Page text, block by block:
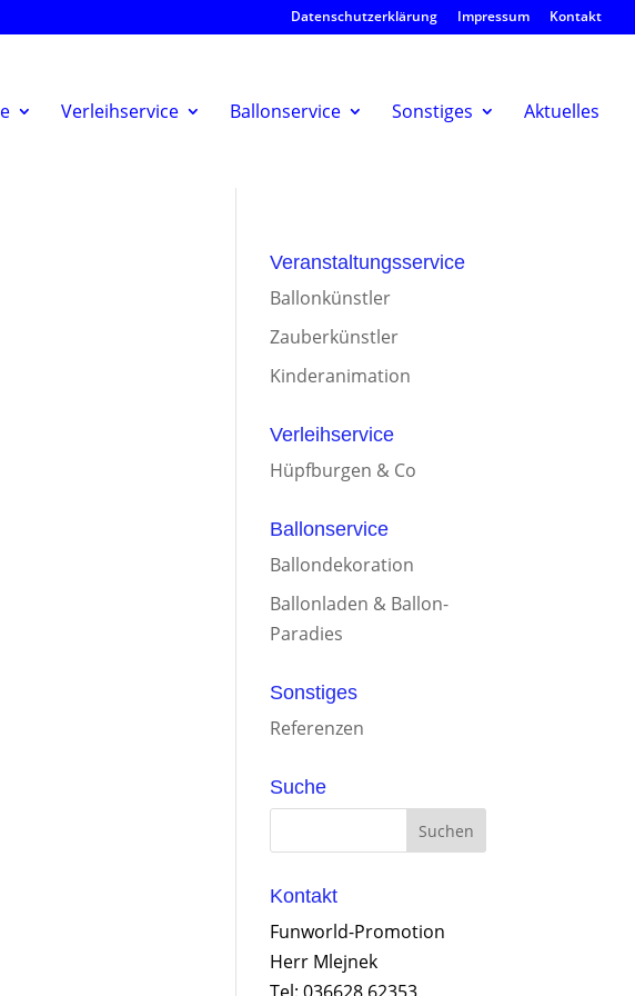
Datenschutzerklärung Impressum Kontakt
Verleihservice Ballonservice Sonstiges Aktuelles
Veranstaltungsservice
Ballonkünstler
Zauberkünstler
Kinderanimation
Verleihservice
Hüpfburgen & Co
Ballonservice
Ballondekoration
Ballonladen & Ballon-
Paradies
Sonstiges
Referenzen
Suche
Kontakt
Funworld-Promotion
Herr Mlejnek